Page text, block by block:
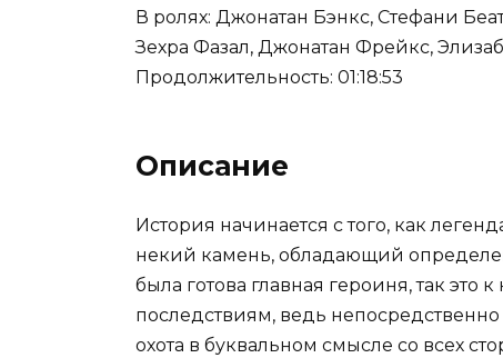
В ролях: Джонатан Бэнкс, Стефани
Зехра Фазал, Джонатан Фрейкс,
Продолжительность: 01:18:53
Описание
История начинается с того, как
некий камень, обладающий
была готова главная героиня, так это
последствиям, ведь
охота в буквальном смысле со всех